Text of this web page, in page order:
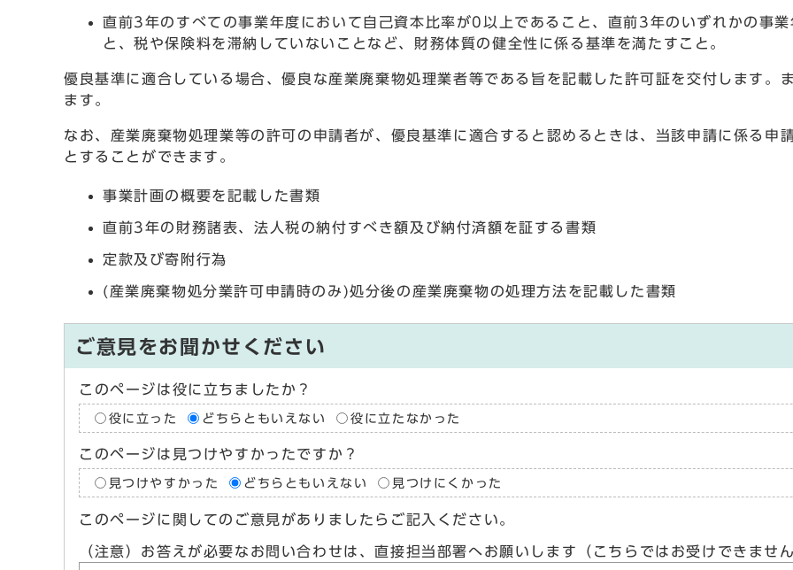
直前3年のすべての事業年度において自己資本比率が0以上であること、直前3年のいずれかの事
と、税や保険料を滞納していないことなど、財務体質の健全性に係る基準を満たすこと。
優良基準に適合している場合、優良な産業廃棄物処理業者等である旨を記載した許可証を交付します。
ます。
なお、産業廃棄物処理業等の許可の申請者が、優良基準に適合すると認めるときは、当該申請に係る申
とすることができます。
事業計画の概要を記載した書類
直前3年の財務諸表、法人税の納付すべき額及び納付済額を証する書類
定款及び寄附行為
(産業廃棄物処分業許可申請時のみ)処分後の産業廃棄物の処理方法を記載した書類
ご意見をお聞かせください
このページは役に立ちましたか？
役に立った どちらともいえない 役に立たなかった
このページは見つけやすかったですか？
見つけやすかった どちらともいえない 見つけにくかった
このページに関してのご意見がありましたらご記入ください。
（注意）お答えが必要なお問い合わせは、直接担当部署へお願いします（こちらではお受けできませ